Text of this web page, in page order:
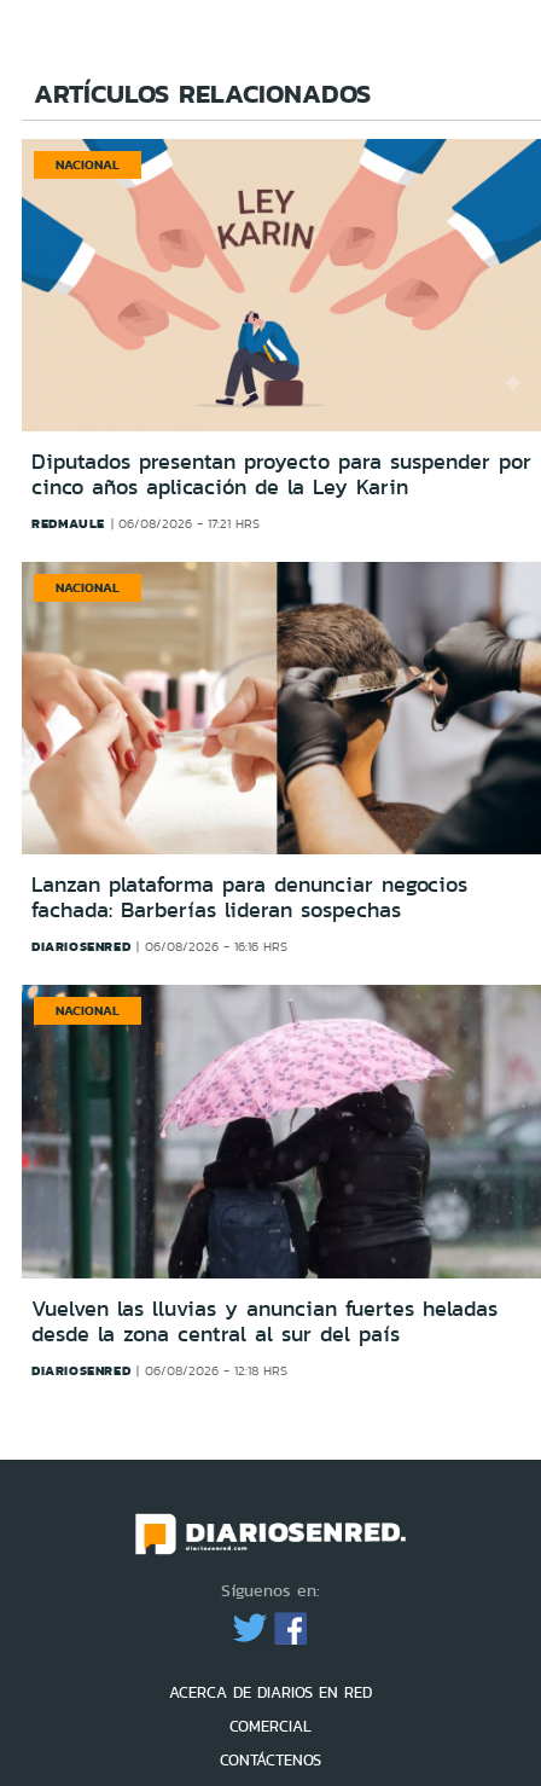
ARTÍCULOS RELACIONADOS
NACIONAL
Diputados presentan proyecto para suspender por
cinco años aplicación de la Ley Karin
REDMAULE 06/08/2026 - 17:21 HRS
NACIONAL
Lanzan plataforma para denunciar negocios
fachada: Barberías lideran sospechas
DIARIOSENRED 06/08/2026 - 16:16 HRS
NACIONAL
Vuelven las lluvias y anuncian fuertes heladas
desde la zona central al sur del país
DIARIOSENRED 06/08/2026 - 12:18 HRS
Síguenos en:
ACERCA DE DIARIOS EN RED
COMERCIAL
CONTÁCTENOS